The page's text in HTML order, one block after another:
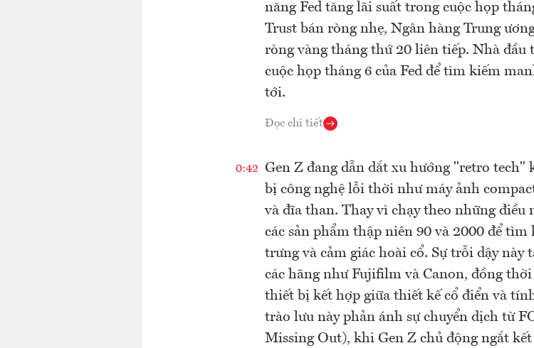
năng Fed tăng lãi suất trong cuộc họp
Trust bán ròng nhẹ, Ngân hàng Trung
ròng vàng tháng thứ 20 liên tiếp. Nhà đầu
cuộc họp tháng 6 của Fed để tìm kiếm
tới.
Đọc chi tiết
0:42 Gen Z đang dẫn dắt xu hướng "retro tech"
bị công nghệ lỗi thời như máy ảnh
và đĩa than. Thay vì chạy theo những
các sản phẩm thập niên 90 và 2000 để tìm
trưng và cảm giác hoài cổ. Sự trỗi dậy này
các hãng như Fujifilm và Canon, đồng
thiết bị kết hợp giữa thiết kế cổ điển và
trào lưu này phản ánh sự chuyển dịch từ
Missing Out), khi Gen Z chủ động ngắt